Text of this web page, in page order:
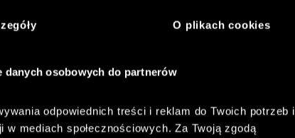
O plikach cookies
danych osobowych do partnerów
odpowiednich treści i reklam do Twoich potrzeb i
mediach społecznościowych. Za Twoją zgodą